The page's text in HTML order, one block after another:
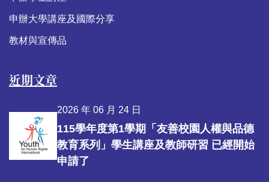
申辦大學講座及國際分享
教材與宣傳品
近期文章
2026 年 06 月 24 日
115學年度第1學期「友善校園人權與品德
教育系列」學生講座及教師研習 已經開始
申請了